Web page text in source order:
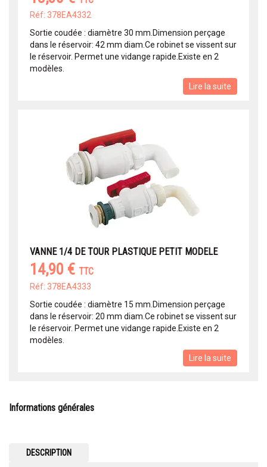
Réf: 378EA4332
Sortie coudée : diamètre 30 mm.Dimension perçage
dans le réservoir: 42 mm diam.Ce robinet se vissent sur
le réservoir. Permet une vidange rapide.Existe en 2
modèles.
Lire la suite
VANNE 1/4 DE TOUR PLASTIQUE PETIT MODELE
14,90 € TTC
Réf: 378EA4333
Sortie coudée : diamètre 15 mm.Dimension perçage
dans le réservoir: 20 mm diam.Ce robinet se vissent sur
le réservoir. Permet une vidange rapide.Existe en 2
modèles.
Lire la suite
Informations générales
DESCRIPTION